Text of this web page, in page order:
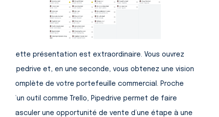
Cette présentation est extraordinaire. Vous ouvrez
Pipedrive et, en une seconde, vous obtenez une vision
complète de votre portefeuille commercial. Proche
d’un outil comme Trello, Pipedrive permet de faire
basculer une opportunité de vente d’une étape à une